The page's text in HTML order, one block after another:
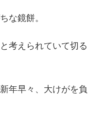
な鏡餅。
考えられていて切る
年早々、大けがを負